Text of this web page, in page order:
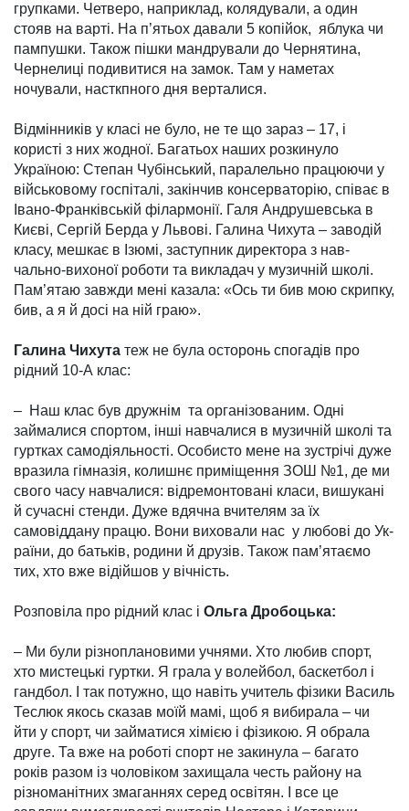
групками. Че­тверо, наприклад, коляду­вали, а один
стояв на варті. На п’ятьох давали 5 копійок, яблу­ка чи
пампушки. Також пішки мандру­вали до Чернятина,
Чернелиці подивитися на замок. Там у наметах
ночували, насткпного дня верталися.
Відмінників у класі не було, не те що зараз – 17, і
користі з них жодної. Багатьох наших роз­кинуло
Україною: Степан Чубін­ський, паралельно працю­ючи у
військовому госпіталі, закінчив консерваторію, співає в
Івано-Франківській філар­монії. Галя Андрушевська в
Києві, Сергій Берда у Львові. Галина Чихута – заводій
класу, мешкає в Ізюмі, заступник директора з нав­
чально-вихоної роботи та викла­дач у музичній школі.
Пам’ятаю завжди мені казала: «Ось ти бив мою скрип­ку,
бив, а я й досі на ній граю».
Галина Чихута теж не була осторонь спогадів про
рідний 10-А клас:
– Наш клас був дружнім та організованим. Одні
займалися спортом, інші навчалися в музич­ній школі та
гуртках само­діяль­ності. Особисто мене на зустрічі дуже
вразила гім­назія, колишнє приміщення ЗОШ №1, де ми
свого часу навчалися: відре­монтовані кла­си, вишукані
й сучасні стенди. Дуже вдячна вчителям за їх
самовіддану працю. Вони ви­ховали нас у любові до Ук­
раїни, до батьків, родини й друзів. Також па­м’ятаємо
тих, хто вже відійшов у вічність.
Розповіла про рідний клас і Ольга Дробоцька:
– Ми були різноплановими учнями. Хто любив спорт,
хто мистецькі гуртки. Я грала у волейбол, баскетбол і
гандбол. І так потужно, що навіть учитель фізики Василь
Теслюк якось сказав моїй мамі, щоб я вибирала – чи
йти у спорт, чи займатися хімією і фізикою. Я обрала
друге. Та вже на роботі спорт не заки­нула – багато
років разом із чоловіком захищала честь ра­йону на
різноманітних змаганнях серед освітян. І все це